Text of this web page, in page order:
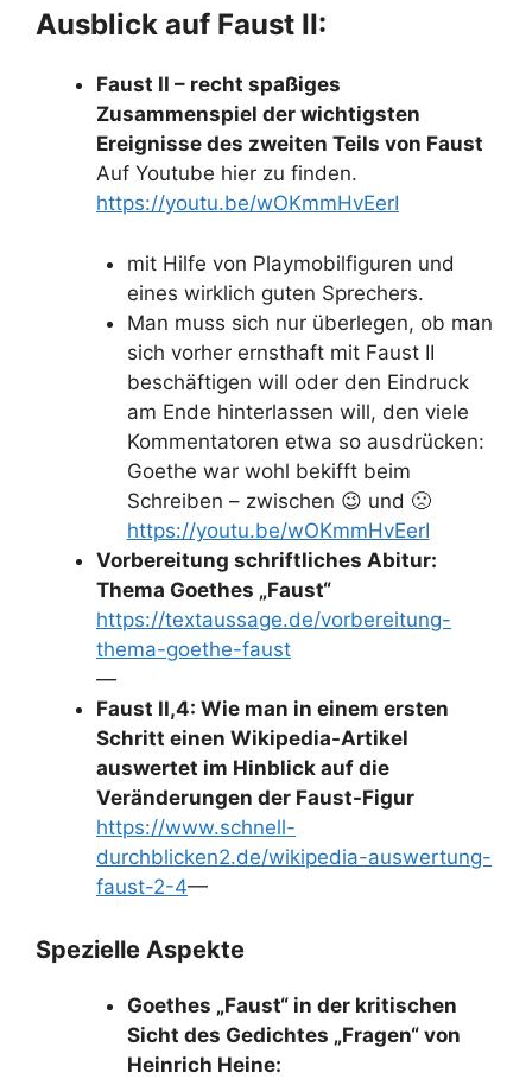
Ausblick auf Faust II:
Faust II – recht spaßiges
Zusammenspiel der wichtigsten
Ereignisse des zweiten Teils von Faust
Auf Youtube hier zu finden.
https://youtu.be/wOKmmHvEerI
mit Hilfe von Playmobilfiguren und
eines wirklich guten Sprechers.
Man muss sich nur überlegen, ob man
sich vorher ernsthaft mit Faust II
beschäftigen will oder den Eindruck
am Ende hinterlassen will, den viele
Kommentatoren etwa so ausdrücken:
Goethe war wohl bekifft beim
Schreiben – zwischen 😉 und 🙁
https://youtu.be/wOKmmHvEerI
Vorbereitung schriftliches Abitur:
Thema Goethes „Faust“
https://textaussage.de/vorbereitung-
thema-goethe-faust
—
Faust II,4: Wie man in einem ersten
Schritt einen Wikipedia-Artikel
auswertet im Hinblick auf die
Veränderungen der Faust-Figur
https://www.schnell-
durchblicken2.de/wikipedia-auswertung-
faust-2-4—
Spezielle Aspekte
Goethes „Faust“ in der kritischen
Sicht des Gedichtes „Fragen“ von
Heinrich Heine: